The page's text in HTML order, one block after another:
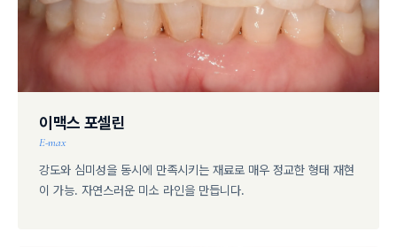
이맥스 포셀린
E-max
강도와 심미성을 동시에 만족시키는 재료로 매우 정교한 형태 재현
이 가능. 자연스러운 미소 라인을 만듭니다.